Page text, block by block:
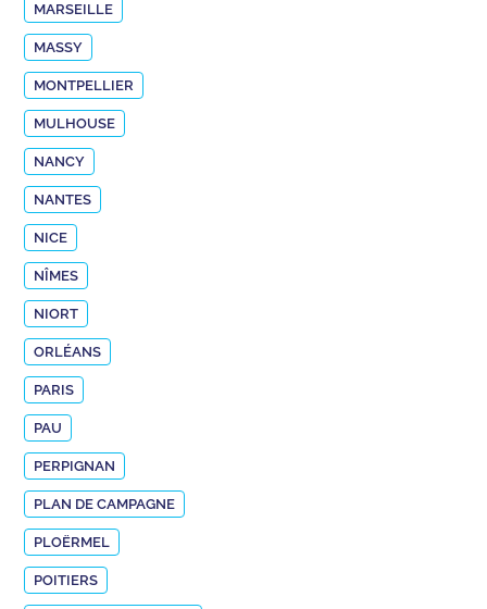
MARSEILLE
MASSY
MONTPELLIER
MULHOUSE
NANCY
NANTES
NICE
NÎMES
NIORT
ORLÉANS
PARIS
PAU
PERPIGNAN
PLAN DE CAMPAGNE
PLOËRMEL
POITIERS